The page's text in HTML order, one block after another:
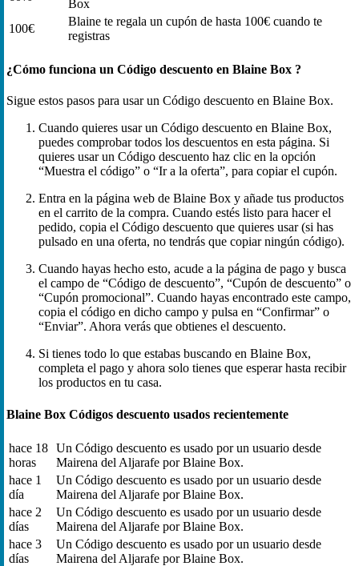
Box
100€
Blaine te regala un cupón de hasta 100€ cuando te
registras
¿Cómo funciona un Código descuento en Blaine Box ?
Sigue estos pasos para usar un Código descuento en Blaine Box.
Cuando quieres usar un Código descuento en Blaine Box,
puedes comprobar todos los descuentos en esta página. Si
quieres usar un Código descuento haz clic en la opción
“Muestra el código” o “Ir a la oferta”, para copiar el cupón.
Entra en la página web de Blaine Box y añade tus productos
en el carrito de la compra. Cuando estés listo para hacer el
pedido, copia el Código descuento que quieres usar (si has
pulsado en una oferta, no tendrás que copiar ningún código).
Cuando hayas hecho esto, acude a la página de pago y busca
el campo de “Código de descuento”, “Cupón de descuento” o
“Cupón promocional”. Cuando hayas encontrado este campo,
copia el código en dicho campo y pulsa en “Confirmar” o
“Enviar”. Ahora verás que obtienes el descuento.
Si tienes todo lo que estabas buscando en Blaine Box,
completa el pago y ahora solo tienes que esperar hasta recibir
los productos en tu casa.
Blaine Box Códigos descuento usados recientemente
hace 18
horas
Un Código descuento es usado por un usuario desde
Mairena del Aljarafe por Blaine Box.
hace 1
día
Un Código descuento es usado por un usuario desde
Mairena del Aljarafe por Blaine Box.
hace 2
días
Un Código descuento es usado por un usuario desde
Mairena del Aljarafe por Blaine Box.
hace 3
días
Un Código descuento es usado por un usuario desde
Mairena del Aljarafe por Blaine Box.